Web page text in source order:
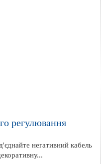
регулювання
негативний кабель